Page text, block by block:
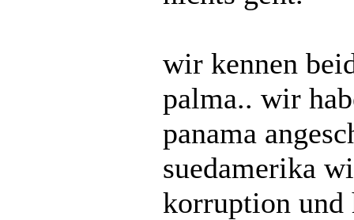
wir kennen
palma.. wir
panama
suedamerika
korruption und